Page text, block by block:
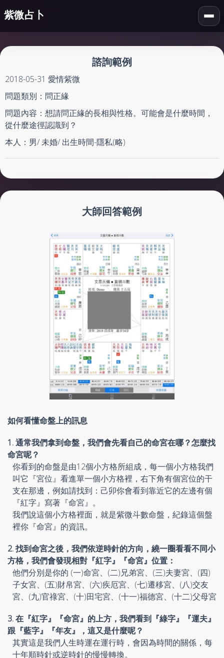
紫微占卜
諮詢範例
2018-05-31 愛情紫微
問題類別：問正緣
問題內容：想請問正緣的長相與性格。可能會是什麼時間，
從什麼途徑認識到？
本人：男/ 未婚/ 出生時間-隱私(略)
大師回答範例
如何看懂命盤上的訊息
1. 通常我們拿到命盤，我們會先看自己的命宮在哪？怎麼找
命宮呢？
你看到的命盤是由12個小方格所組成，每一個小方格我們
叫它『宮位』看進單一個小方格裡，右下角有個宮位的干
支在那邊，例如請找到：己卯你會看到靠近它的左邊有個
『紅字』寫著『命宮』。
我們說這個小方格裡面，就是紫微斗數命盤，紀錄這個盤
裡你『命宮』的資訊。
2. 找到命宮之後，我們依逆時針的方向，繞一圈看看不同小
方格，我們會發現相對『紅字』『命宮』位置：
他們分別是你的 (一)命宮、(二)兄弟宮、(三)夫妻宮、(四)
子女宮、(五)財帛宮、(六)疾厄宮、(七)遷移宮、(八)交友
宮、(九)官祿宮、(十)田宅宮、(十一)福德宮、(十二)父母宮
3. 在『紅字』『命宮』的上方，我們看到『綠字』『運夫』
跟『藍字』『年友』，這又是什麼呢？
其實這是我們人生時運在運行時，會因為時間的關係，每
十年順時針或逆時針的慢慢轉換。